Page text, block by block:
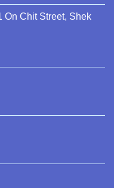
On Chit Street, Shek